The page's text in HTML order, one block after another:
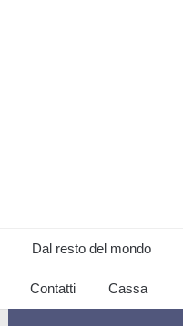
Dal resto del mondo
Contatti Cassa